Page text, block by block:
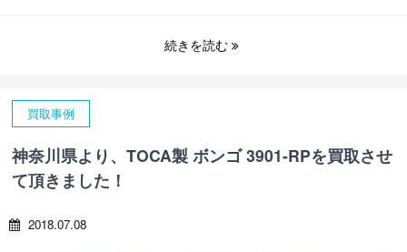
続きを読む
買取事例
神奈川県より、TOCA製 ボンゴ 3901-RPを買取させ
て頂きました！
2018.07.08